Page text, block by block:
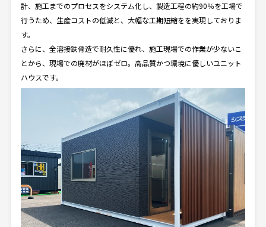
計、施工までのプロセスをシステム化し、製造工程の約90％を工場で
行うため、生産コストの低減と、大幅な工期短縮をを実現しておりま
す。
さらに、全溶接鉄骨造で耐久性に優れ、施工現場での作業が少ないこ
とから、現場での廃材がほぼゼロ。高品質かつ環境に優しいユニット
ハウスです。